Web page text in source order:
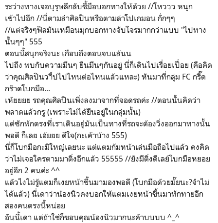
ระว่างทางเจอบุรุษลึกลับชี้มือบอกทางให้ด้วย //โหววว หนุก
เข้าไปอีก //นี่ตามล่าศิลปินหรือตามล่าโปเกมอน กั่กๆๆ
//แต่จริงๆฟิลมันเหมือนมุกบอกทางจับโจรมากกว่าแบบ "ไปทาง
นั้นๆๆ" 555
ตอนนี้สนุกจริงนะ เกือบถึงตอนจบแล้นน
ไปถึง พบกับความมึนๆ ยืนมึนๆกันอยู่ นี่ก็เดินไปเรื่อยเปื่อย (คือคิด
ว่าคุณศิลปินวาี์ปไปไหนต่อไหนแล้วแหละ) หันมาที่กลุ่ม FC กรี๊ด
กร๊าดโบกมือ...
เห้ยยยย รถคุณศิลปินเพิ่งลงมาจากที่จอดรถค่ะ //ตอนนั้นคิดว่า
พลาดแล้วกรู (เพราะไม่ได้ยืนอยู่ในกลุ่มนั้น)
แต่ซักพักตรงที่เราเดินอยู่มันเป็นทางที่รถจะต้องวิ่งออกมาทางนั้น
พอดี ก็เลย เฮ้ยยย ดีใจ(กะเค้าบ้าง 555)
นี่ก็โบกมือกะมิใหญ่เลยนะ แต่แตมก้มหน้าเล่นมือถือไปแล้ว คงคิด
ว่าไม่เจอใครตามมาติ่งอีกแล้ว 55555 //ยังมีติ่งดีเลย์โบกมือหยอย
อยู่อีก 2 คนค่ะ ^^
แล้วไงไม่รู้แตมก็เงยหน้าขึ้นมามองพอดี (โบกมือด้วยมั๊ยนะ?จำไม่
ได้แล้ว) นี่เดาว่าน้องนิวคงบอกให้แตมเงยหน้าขึ้นมาทักทายอีก
สองคนตรงนี้หน่อย
อันนี้เดา แต่ถ้าใช่ก็ขอบคุณน้องนิวมากนะค้าบบบบ ^_^